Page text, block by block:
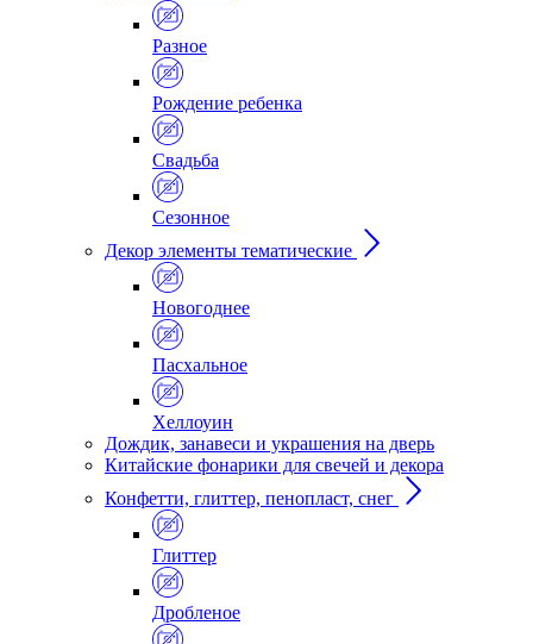
Разное
Рождение ребенка
Свадьба
Сезонное
Декор элементы тематические
Новогоднее
Пасхальное
Хеллоуин
Дождик, занавеси и украшения на дверь
Китайские фонарики для свечей и декора
Конфетти, глиттер, пенопласт, снег
Глиттер
Дробленое